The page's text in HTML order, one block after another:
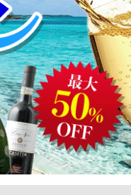
のHPをご確認下さい
り2,446お得！
ブ・ワインが選
ール便限定